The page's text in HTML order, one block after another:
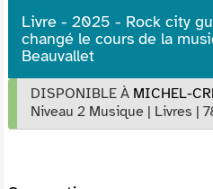
Livre - 2025 - Rock city
changé le cours de la
Beauvallet
DISPONIBLE À MICHEL-
Niveau 2 Musique | Livres |